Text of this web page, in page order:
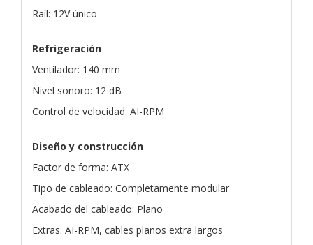
Raíl: 12V único
Refrigeración
Ventilador: 140 mm
Nivel sonoro: 12 dB
Control de velocidad: AI-RPM
Diseño y construcción
Factor de forma: ATX
Tipo de cableado: Completamente modular
Acabado del cableado: Plano
Extras: AI-RPM, cables planos extra largos